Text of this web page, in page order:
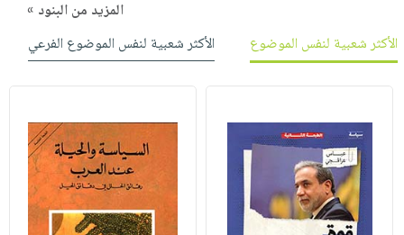
المزيد من البنود »
الأكثر شعبية لنفس الموضوع
الأكثر شعبية لنفس الموضوع الفرعي